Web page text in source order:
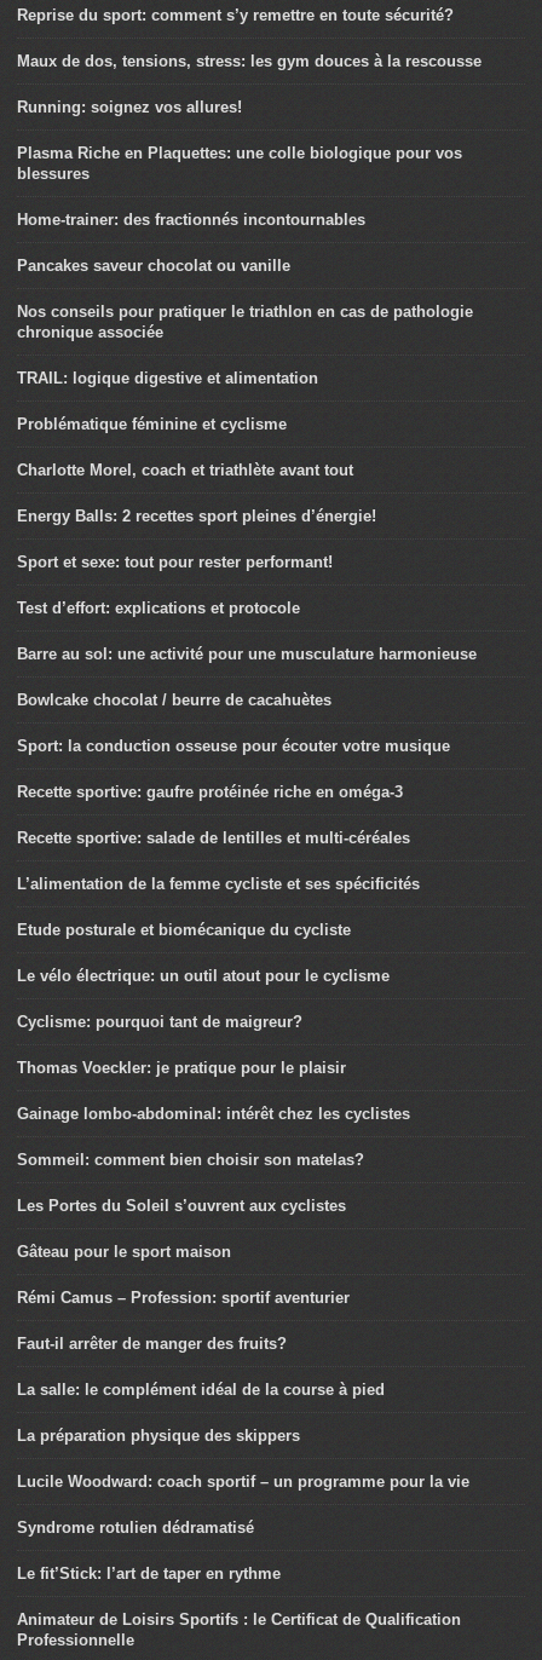
Reprise du sport: comment s’y remettre en toute sécurité?
Maux de dos, tensions, stress: les gym douces à la rescousse
Running: soignez vos allures!
Plasma Riche en Plaquettes: une colle biologique pour vos
blessures
Home-trainer: des fractionnés incontournables
Pancakes saveur chocolat ou vanille
Nos conseils pour pratiquer le triathlon en cas de pathologie
chronique associée
TRAIL: logique digestive et alimentation
Problématique féminine et cyclisme
Charlotte Morel, coach et triathlète avant tout
Energy Balls: 2 recettes sport pleines d’énergie!
Sport et sexe: tout pour rester performant!
Test d’effort: explications et protocole
Barre au sol: une activité pour une musculature harmonieuse
Bowlcake chocolat / beurre de cacahuètes
Sport: la conduction osseuse pour écouter votre musique
Recette sportive: gaufre protéinée riche en oméga-3
Recette sportive: salade de lentilles et multi-céréales
L’alimentation de la femme cycliste et ses spécificités
Etude posturale et biomécanique du cycliste
Le vélo électrique: un outil atout pour le cyclisme
Cyclisme: pourquoi tant de maigreur?
Thomas Voeckler: je pratique pour le plaisir
Gainage lombo-abdominal: intérêt chez les cyclistes
Sommeil: comment bien choisir son matelas?
Les Portes du Soleil s’ouvrent aux cyclistes
Gâteau pour le sport maison
Rémi Camus – Profession: sportif aventurier
Faut-il arrêter de manger des fruits?
La salle: le complément idéal de la course à pied
La préparation physique des skippers
Lucile Woodward: coach sportif – un programme pour la vie
Syndrome rotulien dédramatisé
Le fit’Stick: l’art de taper en rythme
Animateur de Loisirs Sportifs : le Certificat de Qualification
Professionnelle